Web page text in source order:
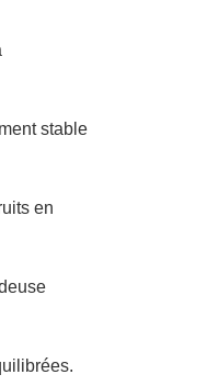
stable
en